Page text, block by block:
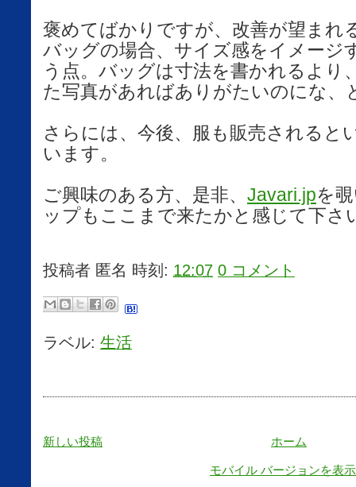
褒めてばかりですが、改善が望まれ
バッグの場合、サイズ感をイメージ
う点。バッグは寸法を書かれるより
た写真があればありがたいのにな、
さらには、今後、服も販売されると
います。
ご興味のある方、是非、 Javari.jpを
ップもここまで来たかと感じて下さ
投稿者 匿名 時刻: 12:07 0 コメント
ラベル: 生活
新しい投稿 ホーム
モバイル バージョンを表示